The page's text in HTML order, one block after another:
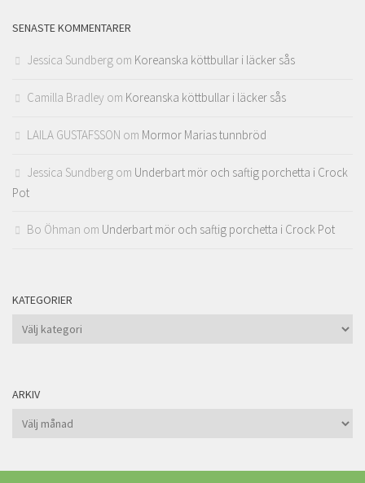
SENASTE KOMMENTARER
Jessica Sundberg om Koreanska köttbullar i läcker sås
Camilla Bradley om Koreanska köttbullar i läcker sås
LAILA GUSTAFSSON om Mormor Marias tunnbröd
Jessica Sundberg om Underbart mör och saftig porchetta i Crock
Pot
Bo Öhman om Underbart mör och saftig porchetta i Crock Pot
KATEGORIER
Kategorier
ARKIV
Arkiv